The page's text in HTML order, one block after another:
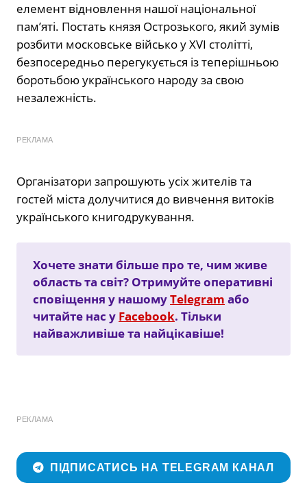
елемент відновлення нашої національної
пам’яті. Постать князя Острозького, який зумів
розбити московське військо у XVI столітті,
безпосередньо перегукується із теперішньою
боротьбою українського народу за свою
незалежність.
РЕКЛАМА
Організатори запрошують усіх жителів та
гостей міста долучитися до вивчення витоків
українського книгодрукування.
Хочете знати більше про те, чим живе
область та світ? Отримуйте оперативні
сповіщення у нашомуTelegram або
читайте нас у Facebook. Тільки
найважливіше та найцікавіше!
РЕКЛАМА
ПІДПИСАТИСЬ НА TELEGRAM КАНАЛ